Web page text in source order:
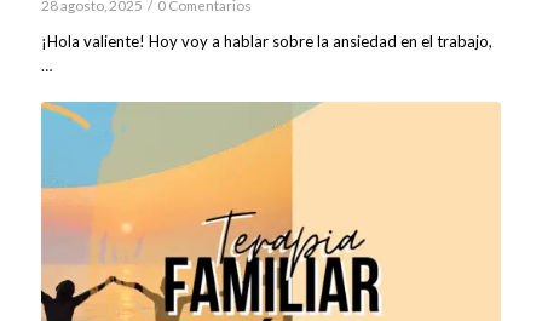
28 agosto, 2025 / 0 Comentarios
¡Hola valiente! Hoy voy a hablar sobre la ansiedad en el trabajo,
…